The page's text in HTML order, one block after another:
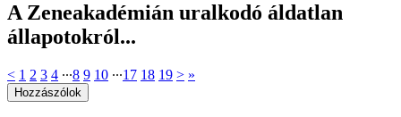
A Zeneakadémián uralkodó áldatlan
állapotokról...
< 1 2 3 4 ∙∙∙8 9 10 ∙∙∙17 18 19 > »